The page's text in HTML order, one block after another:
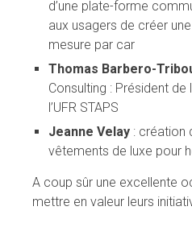
d’une plate-forme
aux usagers de créer
mesure par car
Thomas Barbero-
Consulting : Président
l’UFR STAPS
Jeanne Velay : création
vêtements de luxe pour
A coup sûr une excellente
mettre en valeur leurs